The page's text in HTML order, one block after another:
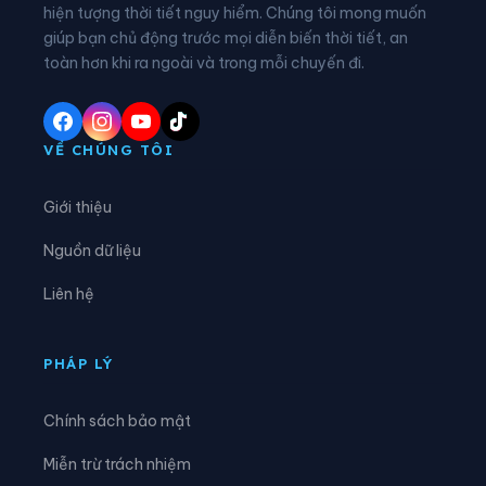
Phường Vị Tân Phường Vị Thanh
Phường Vĩnh Châu Phường Vĩnh Phước
Xã An Lạc Thôn
Xã An Thạnh
Xã Hiệp Hưng
hiện tượng thời tiết nguy hiểm. Chúng tôi mong muốn
giúp bạn chủ động trước mọi diễn biến thời tiết, an
toàn hơn khi ra ngoài và trong mỗi chuyến đi.
VỀ CHÚNG TÔI
Giới thiệu
Nguồn dữ liệu
Liên hệ
PHÁP LÝ
Chính sách bảo mật
Miễn trừ trách nhiệm